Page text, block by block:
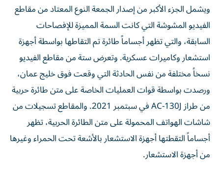
ويشمل الجزء الأكبر من إصدار الجمعة النوع المعتاد من مقاطع
الفيديو المشوشة التي كانت السمة المميزة للإفصاحات
السابقة، والتي تظهر أجساماً طائرة تم التقاطها بواسطة أجهزة
استشعار وكاميرات عسكرية. وتعرض ستة من مقاطع الفيديو
نسخاً مختلفة من نفس الحادثة التي وقعت فوق خليج عمان،
ورصدت بواسطة قوات العمليات الخاصة على متن طائرة حربية
من طراز AC-130J في سبتمبر 2021. والمقاطع تسجيلات من
شاشات الهواتف المحمولة على متن الطائرة الحربية، تظهر
أجساماً التقطتها أجهزة الاستشعار بالأشعة تحت الحمراء وغيرها
من أجهزة الاستشعار.